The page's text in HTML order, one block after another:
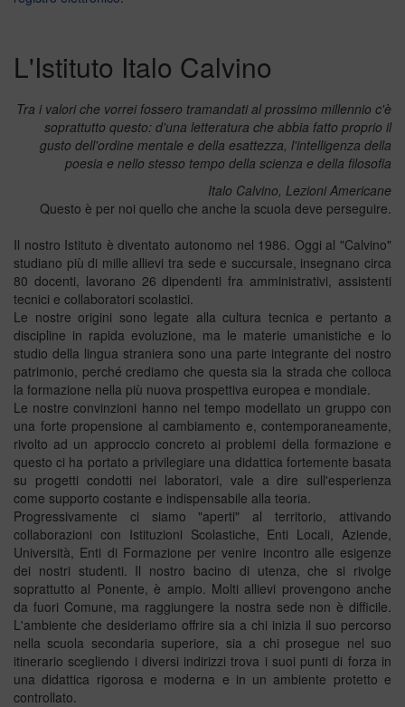
L'Istituto Italo Calvino
Tra i valori che vorrei fossero tramandati al prossimo millennio c'è
soprattutto questo: d'una letteratura che abbia fatto proprio il
gusto dell'ordine mentale e della esattezza, l'intelligenza della
poesia e nello stesso tempo della scienza e della filosofia
Italo Calvino, Lezioni Americane
Questo è per noi quello che anche la scuola deve perseguire.
Il nostro Istituto è diventato autonomo nel 1986. Oggi al "Calvino"
studiano più di mille allievi tra sede e succursale, insegnano circa
80 docenti, lavorano 26 dipendenti fra amministrativi, assistenti
tecnici e collaboratori scolastici.
Le nostre origini sono legate alla cultura tecnica e pertanto a
discipline in rapida evoluzione, ma le materie umanistiche e lo
studio della lingua straniera sono una parte integrante del nostro
patrimonio, perché crediamo che questa sia la strada che colloca
la formazione nella più nuova prospettiva europea e mondiale.
Le nostre convinzioni hanno nel tempo modellato un gruppo con
una forte propensione al cambiamento e, contemporaneamente,
rivolto ad un approccio concreto ai problemi della formazione e
questo ci ha portato a privilegiare una didattica fortemente basata
su progetti condotti nei laboratori, vale a dire sull'esperienza
come supporto costante e indispensabile alla teoria.
Progressivamente ci siamo "aperti" al territorio, attivando
collaborazioni con Istituzioni Scolastiche, Enti Locali, Aziende,
Università, Enti di Formazione per venire incontro alle esigenze
dei nostri studenti. Il nostro bacino di utenza, che si rivolge
soprattutto al Ponente, è ampio. Molti allievi provengono anche
da fuori Comune, ma raggiungere la nostra sede non è difficile.
L'ambiente che desideriamo offrire sia a chi inizia il suo percorso
nella scuola secondaria superiore, sia a chi prosegue nel suo
itinerario scegliendo i diversi indirizzi trova i suoi punti di forza in
una didattica rigorosa e moderna e in un ambiente protetto e
controllato.